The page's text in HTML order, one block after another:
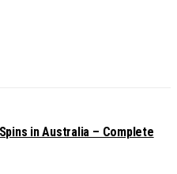
in Australia – Complete